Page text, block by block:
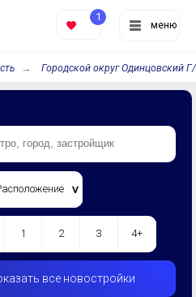
меню
1
Городской округ Одинцовский
1 2 3 4+
все новостройки